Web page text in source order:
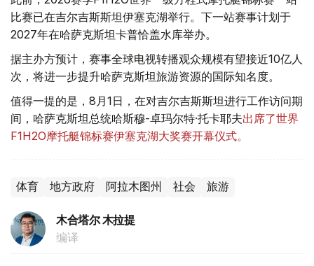
比赛已在吉尔吉斯斯坦伊塞克湖举行。下一站赛事计划于
2027年在哈萨克斯坦卡普恰盖水库举办。
据主办方预计，赛事全球电视转播观众规模有望接近10亿人
次，将进一步提升哈萨克斯坦旅游资源的国际知名度。
值得一提的是，8月1日，在对吉尔吉斯斯坦进行工作访问期
间，哈萨克斯坦总统哈斯穆-卓玛尔特·托卡耶夫出席了世界
F1H2O摩托艇锦标赛伊塞克湖大奖赛开幕仪式。
体育 地方政府 阿拉木图州 社会 旅游
木合塔尔 木拉提
编译